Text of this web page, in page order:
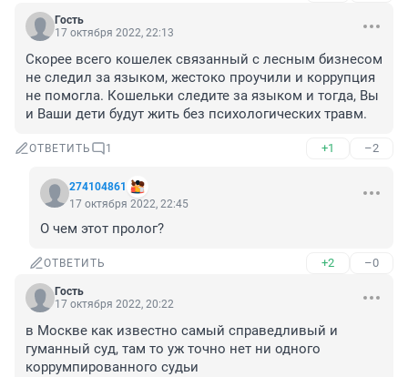
Гость
17 октября 2022, 22:13
Скорее всего кошелек связанный с лесным бизнесом
не следил за языком, жестоко проучили и коррупция
не помогла. Кошельки следите за языком и тогда, Вы
и Ваши дети будут жить без психологических травм.
ОТВЕТИТЬ 1 +1 –2
274104861
17 октября 2022, 22:45
О чем этот пролог?
ОТВЕТИТЬ +2 –0
Гость
17 октября 2022, 20:22
в Москве как известно самый справедливый и
гуманный суд, там то уж точно нет ни одного
коррумпированного судьи